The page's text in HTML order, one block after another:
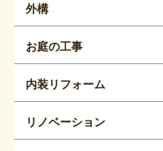
外構
お庭の工事
内装リフォーム
リノベーション